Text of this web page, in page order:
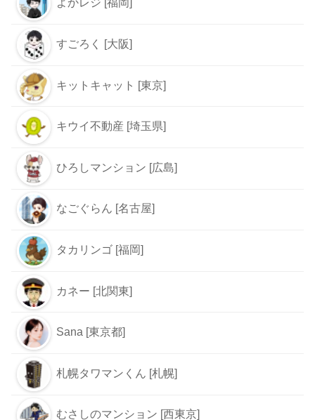
よかレジ [福岡]
すごろく [大阪]
キットキャット [東京]
キウイ不動産 [埼玉県]
ひろしマンション [広島]
なごぐらん [名古屋]
タカリンゴ [福岡]
カネー [北関東]
Sana [東京都]
札幌タワマンくん [札幌]
むさしのマンション [西東京]